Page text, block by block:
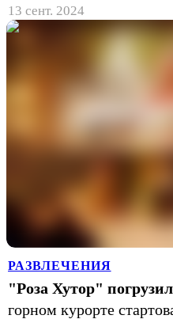
13 сент. 2024
РАЗВЛЕЧЕНИЯ
"Роза Хутор"
горном курорте